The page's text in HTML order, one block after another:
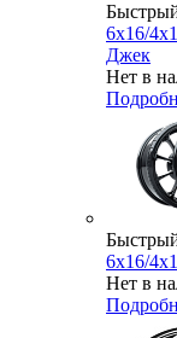
6x16/
Джек
Нет в
6x16/
Нет в